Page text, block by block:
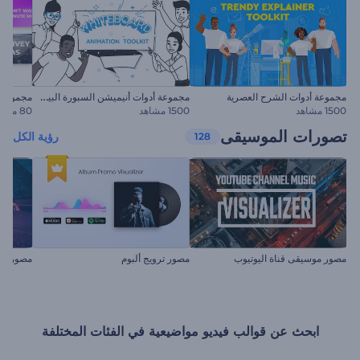
مجموعة أدوات الشرح العصرية
1500 مشاهد
م
جموعة أدوات أنيميشن السبورة البيضاء
1500 مشاهد
مجموعة
80 مشاهد
تصورات الموسيقى 128 رؤية الكل
مصور موسيقى قناة اليوتيوب مصور ترويج ألبوم مصور
ابحث عن قوالب فيديو مواضيعية في الفئات المختلفة